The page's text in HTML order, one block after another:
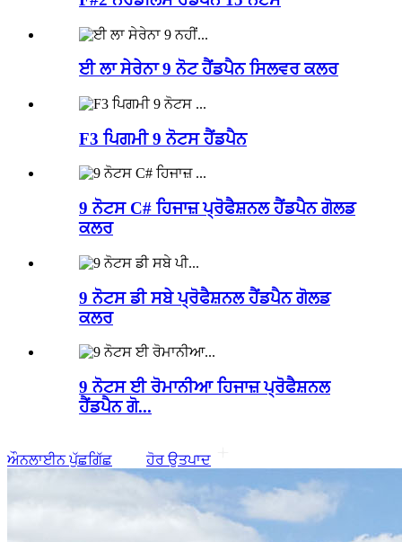
ਈ ਲਾ ਸੇਰੇਨਾ 9 ਨੋਟ ਹੈਂਡਪੈਨ ਸਿਲਵਰ ਕਲਰ
F3 ਪਿਗਮੀ 9 ਨੋਟਸ ਹੈਂਡਪੈਨ
9 ਨੋਟਸ C# ਹਿਜਾਜ਼ ਪ੍ਰੋਫੈਸ਼ਨਲ ਹੈਂਡਪੈਨ ਗੋਲਡ
ਕਲਰ
9 ਨੋਟਸ ਡੀ ਸਬੇ ਪ੍ਰੋਫੈਸ਼ਨਲ ਹੈਂਡਪੈਨ ਗੋਲਡ
ਕਲਰ
9 ਨੋਟਸ ਈ ਰੋਮਾਨੀਆ ਹਿਜਾਜ਼ ਪ੍ਰੋਫੈਸ਼ਨਲ
ਹੈਂਡਪੈਨ ਗੋ...
ਔਨਲਾਈਨ ਪੁੱਛਗਿੱਛ ਹੋਰ ਉਤਪਾਦ